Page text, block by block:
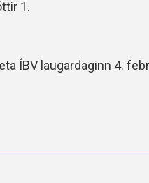
1.
ÍBV laugardaginn 4.